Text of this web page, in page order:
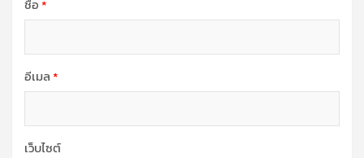
ชื่อ*
อีเมล*
เว็บไซต์